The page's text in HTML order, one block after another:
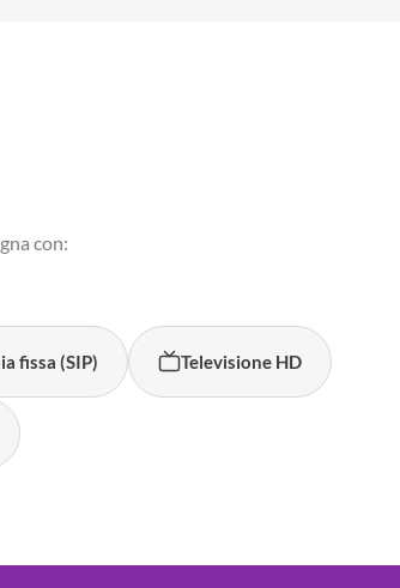
con:
fissa (SIP) Televisione HD